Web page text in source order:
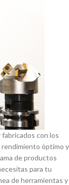
con los
rendimiento óptimo y
de productos
para tu
de herramientas y